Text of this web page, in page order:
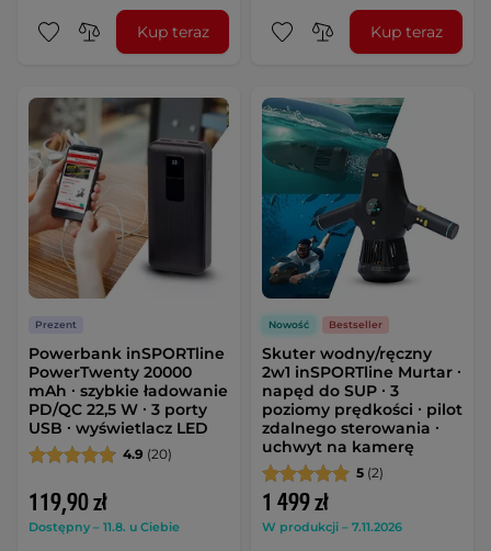
Kup teraz Kup teraz
Prezent
Powerbank inSPORTline
PowerTwenty 20000
mAh ∙ szybkie ładowanie
PD/QC 22,5 W ∙ 3 porty
USB ∙ wyświetlacz LED
4.9 (20)
119,90 zł
Dostępny – 11.8. u Ciebie
Nowość Bestseller
Skuter wodny/ręczny
2w1 inSPORTline Murtar ∙
napęd do SUP ∙ 3
poziomy prędkości ∙ pilot
zdalnego sterowania ∙
uchwyt na kamerę
5 (2)
1 499 zł
W produkcji – 7.11.2026